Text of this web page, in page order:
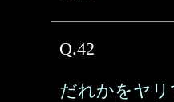
Q.42
だれかをヤ